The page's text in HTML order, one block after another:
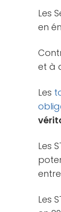
Les
en
et à
Les
Les
Les